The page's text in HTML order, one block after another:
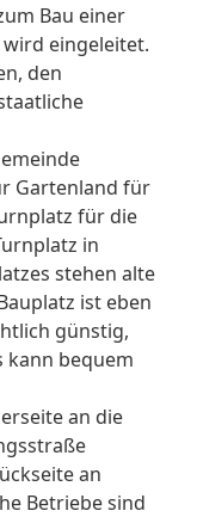
Bau einer
wird eingeleitet.
den
Gartenland für
für die
in
stehen alte
ist eben
günstig,
kann bequem
an die
an
Betriebe sind